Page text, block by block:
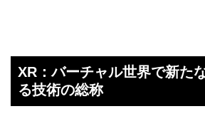
XR：バーチャル世界で新た
る技術の総称